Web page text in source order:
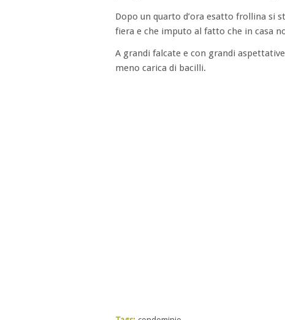
Dopo un quarto d’ora esatto frollina si
fiera e che imputo al fatto che in casa
A grandi falcate e con grandi
meno carica di bacilli.